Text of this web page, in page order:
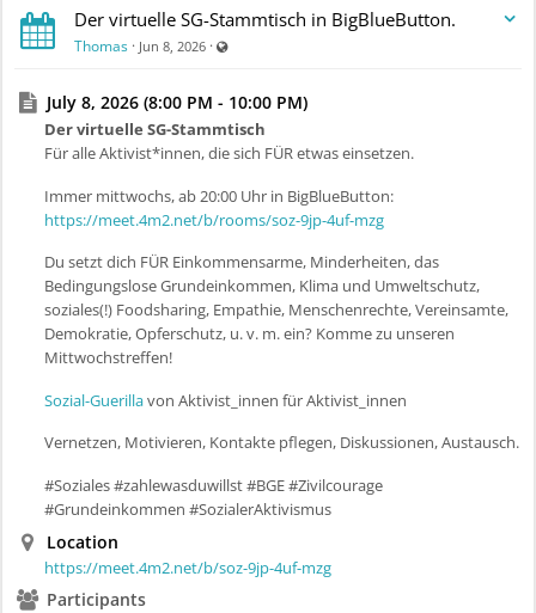
Der virtuelle SG-Stammtisch in BigBlueButton.
Thomas · Jun 8, 2026 ·
July 8, 2026 (8:00 PM - 10:00 PM)
Der virtuelle SG-Stammtisch
Für alle Aktivist*innen, die sich FÜR etwas einsetzen.
Immer mittwochs, ab 20:00 Uhr in BigBlueButton:
https://meet.4m2.net/b/rooms/soz-9jp-4uf-mzg
Du setzt dich FÜR Einkommensarme, Minderheiten, das
Bedingungslose Grundeinkommen, Klima und Umweltschutz,
soziales(!) Foodsharing, Empathie, Menschenrechte, Vereinsamte,
Demokratie, Opferschutz, u. v. m. ein? Komme zu unseren
Mittwochstreffen!
Sozial-Guerillavon Aktivist_innen für Aktivist_innen
Vernetzen, Motivieren, Kontakte pflegen, Diskussionen, Austausch.
#Soziales #zahlewasduwillst #BGE #Zivilcourage
#Grundeinkommen #SozialerAktivismus
Location
https://meet.4m2.net/b/soz-9jp-4uf-mzg
Participants